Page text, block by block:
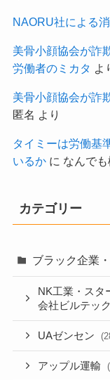
NAORU社による
美骨小顔協会が詐
労働者のミカタ よ
美骨小顔協会が詐
匿名 より
タイミーは労働基
いるかに なんで
カテゴリー
ブラック企業
NK工業・スタ
会社ビルテック
UAゼンセン
アップル運輸